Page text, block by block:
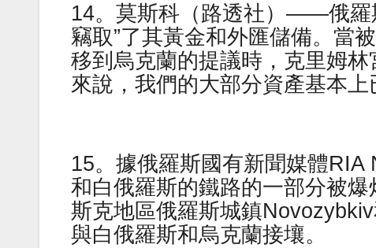
14。莫斯科（路透社）——俄羅
竊取”了其黃金和外匯儲備。當
移到烏克蘭的提議時，克里姆
來說，我們的大部分資產基本
15。據俄羅斯國有新聞媒體
和白俄羅斯的鐵路的一部分被
斯克地區俄羅斯城鎮
與白俄羅斯和烏克蘭接壤。